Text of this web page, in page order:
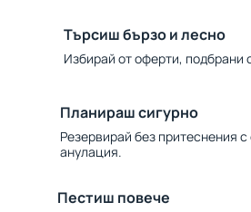
Търсиш бързо и лесно
Избирай от оферти, подбрани
Планираш сигурно
Резервирай без притеснения
анулация.
Пестиш повече